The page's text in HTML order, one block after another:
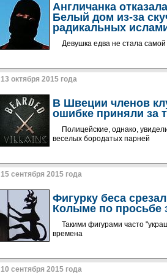
Англичанка
Белый дом из-за
радикальных
Девушка едва не стала
13 октября 2015 года
В Швеции членов
ошибке приняли за
Полицейские, однако,
веселых бородатых парней
15 сентября 2015 года
Фигурку беса
Колыме по просьбе
Такими фигурами часто
времена
10 сентября 2015 года